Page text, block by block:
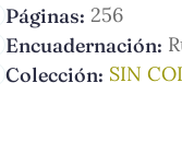
Páginas: 256
Encuadernación:
Colección: SIN